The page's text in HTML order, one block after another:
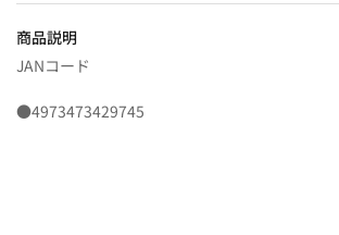
商品説明
JANコード
●4973473429745